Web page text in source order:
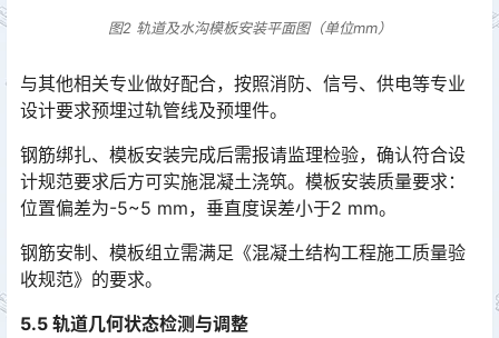
图2 轨道及水沟模板安装平面图（单位mm）
与其他相关专业做好配合，按照消防、信号、供电等专业
设计要求预埋过轨管线及预埋件。
钢筋绑扎、模板安装完成后需报请监理检验，确认符合设
计规范要求后方可实施混凝土浇筑。模板安装质量要求：
位置偏差为-5~5 mm，垂直度误差小于2 mm。
钢筋安制、模板组立需满足《混凝土结构工程施工质量验
收规范》的要求。
5.5 轨道几何状态检测与调整